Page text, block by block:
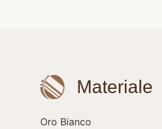
Oro Bianco